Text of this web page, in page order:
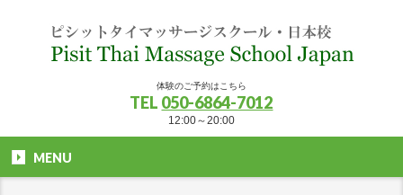
体験のご予約はこちら
TEL 050-6864-7012
12:00～20:00
MENU